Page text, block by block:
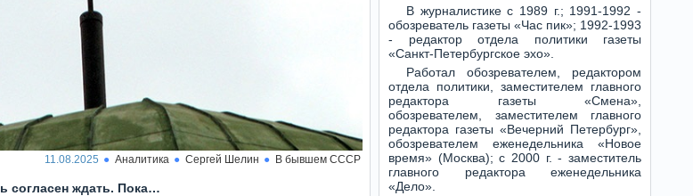
11.08.2025 Аналитика Сергей Шелин В бывшем СССР
согласен ждать. Пока…
В журналистике с 1989 г.; 1991-1992 -
обозреватель газеты «Час пик»; 1992-1993
- редактор отдела политики газеты
«Санкт-Петербургское эхо».
Работал обозревателем, редактором
отдела политики, заместителем главного
редактора газеты «Смена»,
обозревателем, заместителем главного
редактора газеты «Вечерний Петербург»,
обозревателем еженедельника «Новое
время» (Москва); с 2000 г. - заместитель
главного редактора еженедельника
«Дело».